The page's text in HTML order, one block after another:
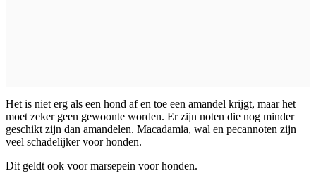
Het is niet erg als een hond af en toe een amandel krijgt, maar het
moet zeker geen gewoonte worden. Er zijn noten die nog minder
geschikt zijn dan amandelen. Macadamia, wal en pecannoten zijn
veel schadelijker voor honden.
Dit geldt ook voor marsepein voor honden.